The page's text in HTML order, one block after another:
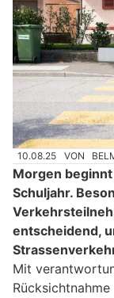
10.08.25 VON
Morgen
Schuljahr.
entscheidend,
Mit